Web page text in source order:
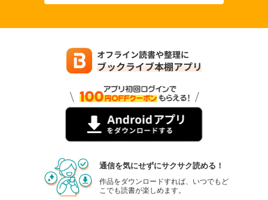
通信を気にせずにサクサク読める！
作品をダウンロードすれば、いつでもど
こでも読書が楽しめます。